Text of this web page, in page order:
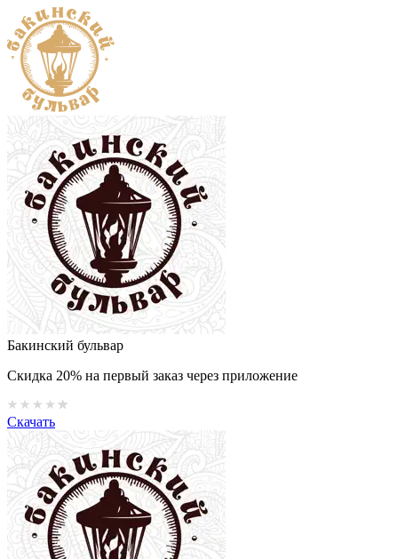
Бакинский бульвар
Скидка 20% на первый заказ через приложение
Скачать